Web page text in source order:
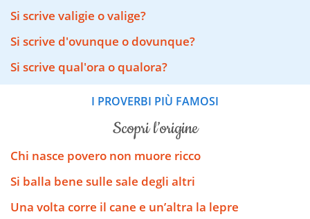
Si scrive valigie o valige?
Si scrive d'ovunque o dovunque?
Si scrive qual'ora o qualora?
I PROVERBI PIÙ FAMOSI
scopri l’origine
Chi nasce povero non muore ricco
Si balla bene sulle sale degli altri
Una volta corre il cane e un’altra la lepre